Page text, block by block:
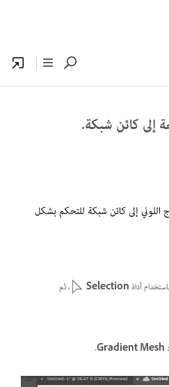
إلى كائن شبكة.
اللوني إلى كائن شبكة للتحكم بشكل
أداة Selection
، ثم
Gradient Mesh
.